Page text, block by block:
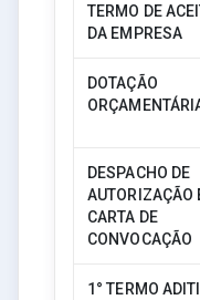
TERMO DE
DA EMPRESA
DOTAÇÃO
DESPACHO DE
AUTORIZAÇÃO
CARTA DE
CONVOCAÇÃO
1° TERMO